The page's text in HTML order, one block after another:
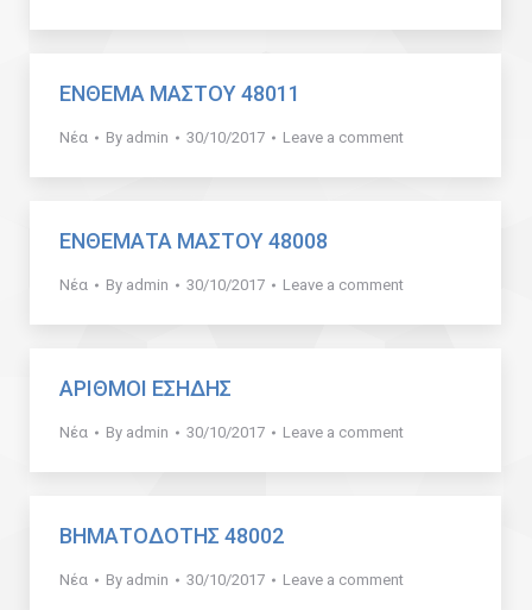
ΕΝΘΕΜΑ ΜΑΣΤΟΥ 48011
Νέα By admin 30/10/2017 Leave a comment
ΕΝΘΕΜΑΤΑ ΜΑΣΤΟΥ 48008
Νέα By admin 30/10/2017 Leave a comment
ΑΡΙΘΜΟΙ ΕΣΗΔΗΣ
Νέα By admin 30/10/2017 Leave a comment
ΒΗΜΑΤΟΔΟΤΗΣ 48002
Νέα By admin 30/10/2017 Leave a comment